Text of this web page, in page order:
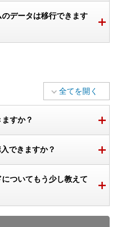
データは移行できます
全てを開く
すか？
できますか？
ついてもう少し教えて